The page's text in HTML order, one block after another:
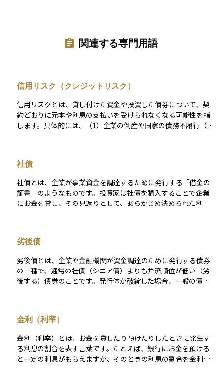
関連する専門用語
信用リスク（クレジットリスク）
信用リスクとは、貸し付けた資金や投資した債券について、契
約どおりに元本や利息の支払いを受けられなくなる可能性を指
します。具体的には、（1）企業の倒産や国家の債務不履行（い
益の減少につながるため、信用リスクの管理は債券投資の基礎
として非常に重要です。 この信用リスクを定量的に評価する手
段のひとつが、格付会社による信用格付けです。格付は通常、A
AA（最上位）からD（デフォルト）までの等級で示され、投資
家にとってのリスク水準をわかりやすく表します。たとえば、
データより）。ただし、格付はあくまで過去の情報に基づいた
あります。 そのため、市場ではよりリアルタイムなリスク指標
として、同年限の国債利回りとの差であるクレジットスプレッ
ドが重視されます。これは「市場に織り込まれた信用リスク」
は、債務不履行リスクに加え、流動性やマクロ経済環境を反映
ています。 こうしたリスクに備えるうえでの基本は、ポートフ
ォリオ全体の分散です。業種や地域、格付けの異なる債券を組
み合わせることで、特定の発行体の信用悪化がポートフォリオ
社債
社債とは、企業が事業資金を調達するために発行する「借金の
証書」のようなものです。投資家は社債を購入することで企業
にお金を貸し、その見返りとして、あらかじめ決められた利息
方法であり、企業にとっては柔軟かつ効率的な資金調達手段で
す。 投資家にとって社債の魅力は、株式に比べて価格の変動が
小さく、定期的な利息収入が得られる点にあります。一方で、
発行体である企業が経営破綻した場合、元本が戻らないリスク
があるため、信用格付けや業績などを十分に確認することが重
ラスのひとつです。
劣後債
劣後債とは、企業や金融機関が資金調達のために発行する債券
の一種で、通常の社債（シニア債）よりも弁済順位が低い（劣
後する）債券のことです。発行体が破綻した場合、一般の債券
の社債よりも利回りが高めに設定されており、リスクプレミア
ムが反映されたハイリスク・ハイリターンの投資対象として位
置づけられます。劣後債には、シニア劣後債とジュニア劣後債
があり、ジュニア劣後債の方がさらに弁済順位が低いため、リ
スクが高くなる傾向にあります。 特に、金融機関が発行する劣
金利（利率）
金利（利率）とは、お金を貸したり預けたりしたときに発生す
る利息の割合を表す言葉です。たとえば、銀行にお金を預ける
と一定の利息がもらえますが、そのときの利息の割合を金利ま